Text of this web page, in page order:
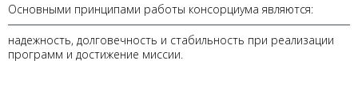
Основными принципами работы консорциума являются:
надежность, долговечность и стабильность при реализации
программ и достижение миссии.